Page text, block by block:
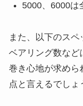
5000、6000は
また、以下のスペ
ベアリング数など
巻き心地が求めら
点と言えるでしょ